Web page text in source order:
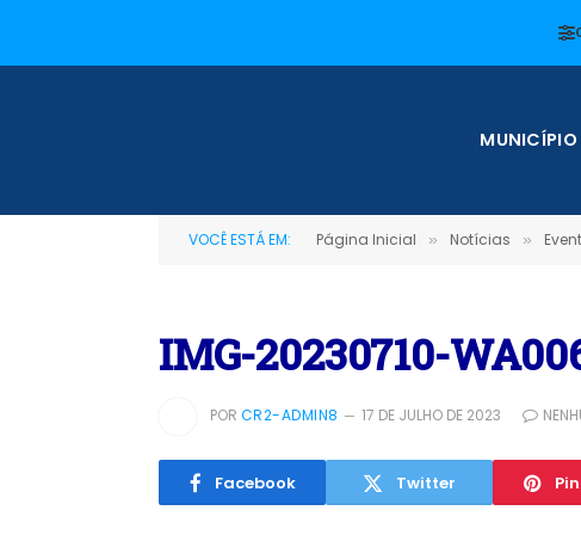
MUNICÍPIO
VOCÊ ESTÁ EM: Página Inicial » Notícias »
IMG-20230710-
POR CR2-ADMIN8 17 DE JULHO DE 2023
Facebook Twitter